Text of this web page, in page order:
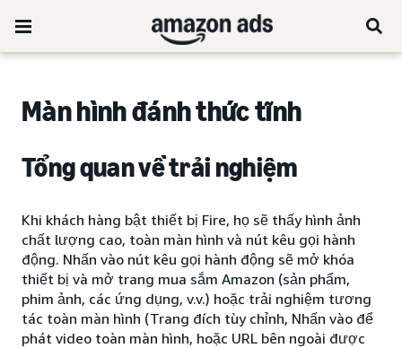
Màn hình đánh thức tĩnh
Tổng quan về trải nghiệm
Khi khách hàng bật thiết bị Fire, họ sẽ thấy hình ảnh
chất lượng cao, toàn màn hình và nút kêu gọi hành
động. Nhấn vào nút kêu gọi hành động sẽ mở khóa
thiết bị và mở trang mua sắm Amazon (sản phẩm,
phim ảnh, các ứng dụng, v.v.) hoặc trải nghiệm tương
tác toàn màn hình (Trang đích tùy chỉnh, Nhấn vào để
phát video toàn màn hình, hoặc URL bên ngoài được